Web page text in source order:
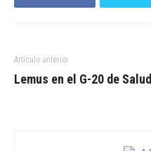
Artículo anterior
Lemus en el G-20 de Salud